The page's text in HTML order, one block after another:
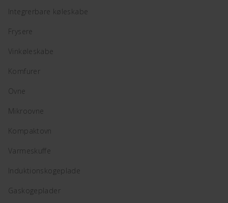
Integrerbare køleskabe
Frysere
Vinkøleskabe
Komfurer
Ovne
Mikroovne
Kompaktovn
Varmeskuffe
Induktionskogeplade
Gaskogeplader